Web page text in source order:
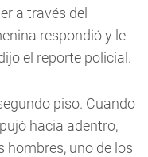
a través del
respondió y le
el reporte policial.
piso. Cuando
hacia adentro,
hombres, uno de los